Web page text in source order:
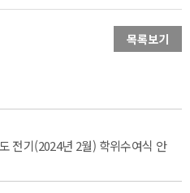
목록보기
전기(2024년 2월) 학위수여식 안